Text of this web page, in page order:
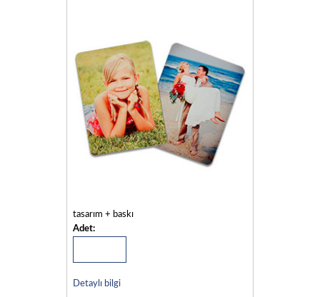
tasarım + baskı
Adet:
Detaylı bilgi